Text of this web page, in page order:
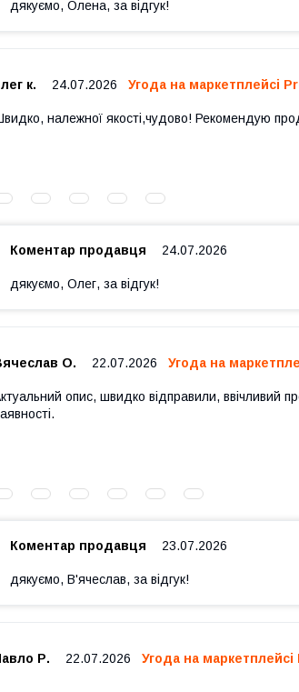
дякуємо, Олена, за відгук!
к. 24.07.2026 Угода на маркетплейсі
належної якості,чудово! Рекомендую
Коментар продавця 24.07.2026
дякуємо, Олег, за відгук!
О. 22.07.2026 Угода на
опис, швидко відправили, ввічливий
Коментар продавця 23.07.2026
дякуємо, В'ячеслав, за відгук!
Р. 22.07.2026 Угода на маркетплейсі